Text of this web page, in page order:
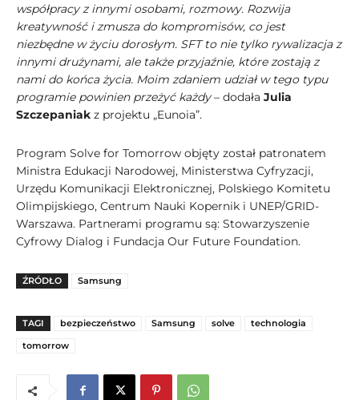
współpracy z innymi osobami, rozmowy. Rozwija
kreatywność i zmusza do kompromisów, co jest
niezbędne w życiu dorosłym. SFT to nie tylko rywalizacja z
innymi drużynami, ale także przyjaźnie, które zostają z
nami do końca życia. Moim zdaniem udział w tego typu
programie powinien przeżyć każdy– dodała Julia
Szczepaniak z projektu „Eunoia”.
Program Solve for Tomorrow objęty został patronatem
Ministra Edukacji Narodowej, Ministerstwa Cyfryzacji,
Urzędu Komunikacji Elektronicznej, Polskiego Komitetu
Olimpijskiego, Centrum Nauki Kopernik i UNEP/GRID-
Warszawa. Partnerami programu są: Stowarzyszenie
Cyfrowy Dialog i Fundacja Our Future Foundation.
ŹRÓDŁO Samsung
TAGI bezpieczeństwo Samsung solve
technologia
tomorrow